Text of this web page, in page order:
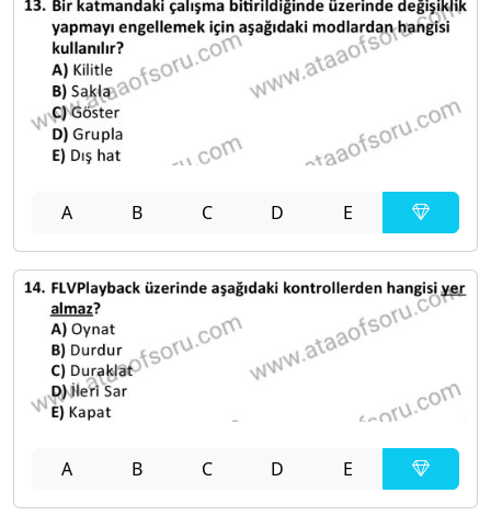
A B C D E
A B C D E